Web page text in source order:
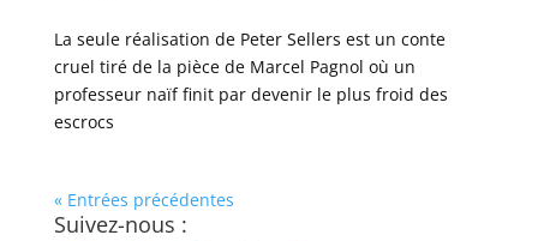
La seule réalisation de Peter Sellers est un conte
cruel tiré de la pièce de Marcel Pagnol où un
professeur naïf finit par devenir le plus froid des
escrocs
« Entrées précédentes
Suivez-nous :